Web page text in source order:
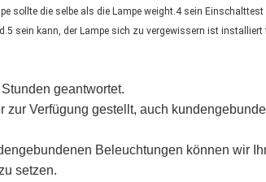
sollte die selbe als die Lampe weight.4 sein
sein kann, der Lampe sich zu vergewissern ist
geantwortet.
zur Verfügung gestellt, auch
Beleuchtungen können wir
setzen.